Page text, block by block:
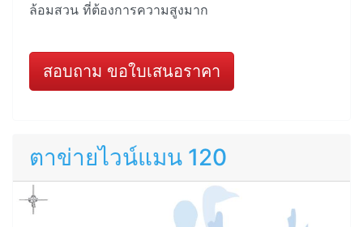
ล้อมสวน ที่ต้องการความสูงมาก
สอบถาม ขอใบเสนอราคา
ตาข่ายไวน์แมน 120